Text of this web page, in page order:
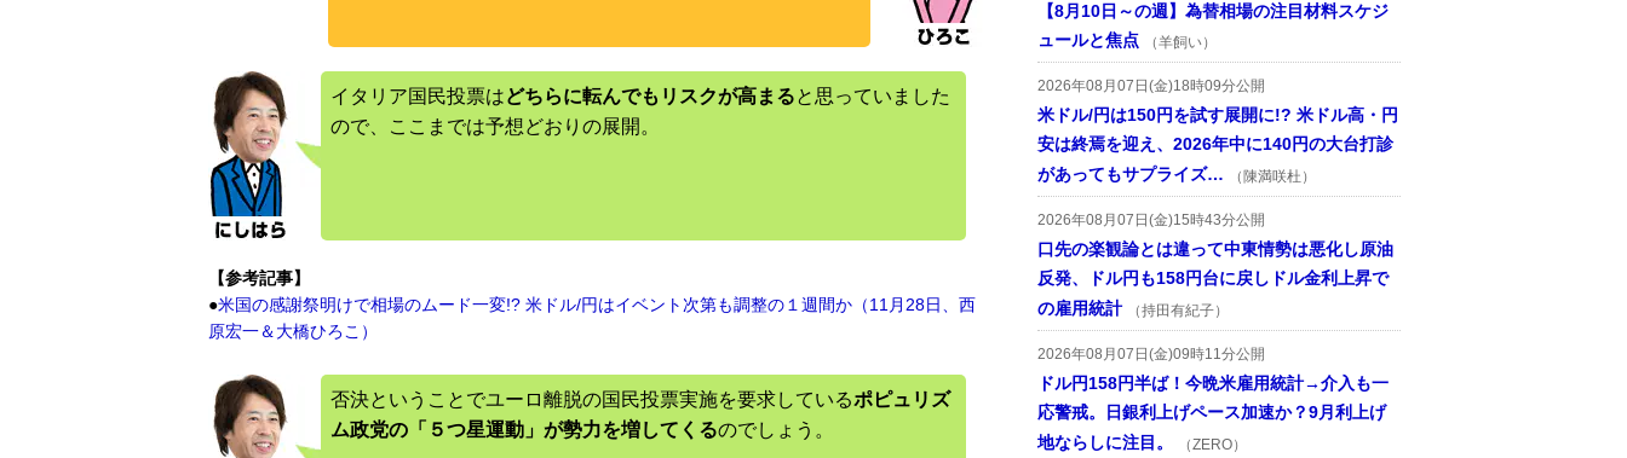
イタリア国民投票はどちらに転んでもリスクが高まると思っていました
ので、ここまでは予想どおりの展開。
【参考記事】
●米国の感謝祭明けで相場のムード一変!? 米ドル/円はイベント次第も調整の１週間か（11月28日、西
原宏一＆大橋ひろこ）
否決ということでユーロ離脱の国民投票実施を要求しているポピュリズ
ム政党の「５つ星運動」が勢力を増してくるのでしょう。
【8月10日～の週】為替相場の注目材料スケジ
ュールと焦点 （羊飼い）
2026年08月07日(金)18時09分公開
米ドル/円は150円を試す展開に!? 米ドル高・円
安は終焉を迎え、2026年中に140円の大台打診
があってもサプライズ…
（陳満咲杜）
2026年08月07日(金)15時43分公開
口先の楽観論とは違って中東情勢は悪化し原油
反発、ドル円も158円台に戻しドル金利上昇で
の雇用統計
（持田有紀子）
2026年08月07日(金)09時11分公開
ドル円158円半ば！今晩米雇用統計→介入も一
応警戒。日銀利上げペース加速か？9月利上げ
地ならしに注目。
（ZERO）